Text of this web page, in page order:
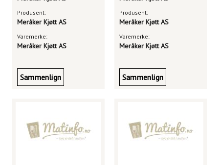
Produsent:
Meråker Kjøtt AS
Varemerke:
Meråker Kjøtt AS
Sammenlign
Produsent:
Meråker Kjøtt AS
Varemerke:
Meråker Kjøtt AS
Sammenlign